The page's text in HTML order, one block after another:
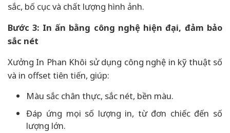
sắc, bố cục và chất lượng hình ảnh.
Bước 3: In ấn bằng công nghệ hiện đại, đảm bảo
sắc nét
Xưởng In Phan Khôi sử dụng công nghệ in kỹ thuật số
và in offset tiên tiến, giúp:
Màu sắc chân thực, sắc nét, bền màu.
Đáp ứng mọi số lượng in, từ đơn chiếc đến số
lượng lớn.